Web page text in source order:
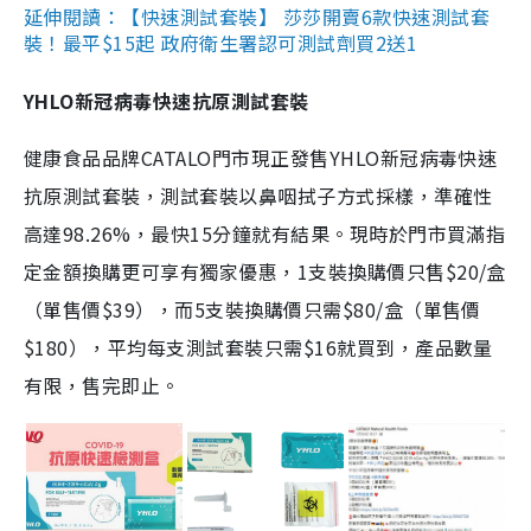
延伸閱讀：【快速測試套裝】 莎莎開賣6款快速測試套
裝！最平$15起 政府衛生署認可測試劑買2送1
YHLO新冠病毒快速抗原測試套裝
健康食品品牌CATALO門市現正發售YHLO新冠病毒快速
抗原測試套裝，測試套裝以鼻咽拭子方式採樣，準確性
高達98.26%，最快15分鐘就有結果。現時於門市買滿指
定金額換購更可享有獨家優惠，1支裝換購價只售$20/盒
（單售價$39），而5支裝換購價只需$80/盒（單售價
$180），平均每支測試套裝只需$16就買到，產品數量
有限，售完即止。